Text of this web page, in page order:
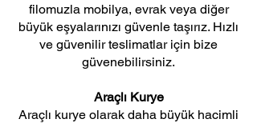
filomuzla mobilya, evrak veya diğer
büyük eşyalarınızı güvenle taşırız. Hızlı
ve güvenilir teslimatlar için bize
güvenebilirsiniz.
Araçlı Kurye
Araçlı kurye olarak daha büyük hacimli